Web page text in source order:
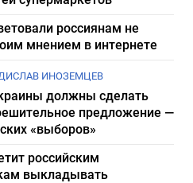
россиянам не
мнением в интернете
ИНОЗЕМЦЕВ
должны сделать
предложение —
«выборов»
российским
выкладывать